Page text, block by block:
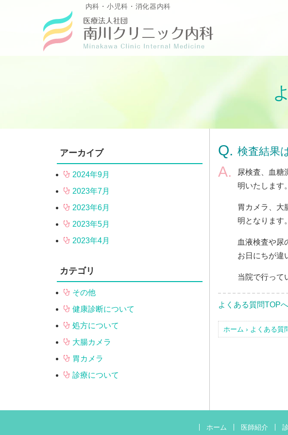
内科・小児科・消化器内科
検査結果
尿検査、血糖
明いたします。
胃カメラ、大
明となります。
血液検査や尿
お日にちが違
当院で行って
よくある質問TOP
ホーム › よくある質
アーカイブ
2024年9月
2023年7月
2023年6月
2023年5月
2023年4月
カテゴリ
その他
健康診断について
処方について
大腸カメラ
胃カメラ
診療について
ホーム 医師紹介